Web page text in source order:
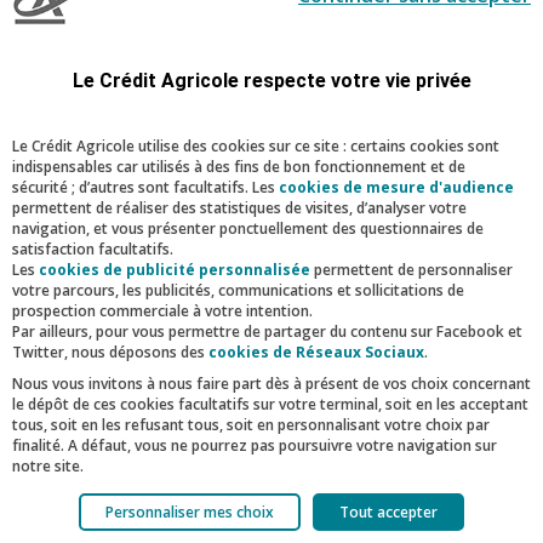
Les décors restaurés
1 2 3 4 5
► Découvrez la richesse du
patrimoine de Bougival sur le site du
Le Crédit Agricole respecte votre vie privée
Le Crédit Agricole utilise des cookies sur ce site : certains cookies sont
indispensables car utilisés à des fins de bon fonctionnement et de
sécurité ; d’autres sont facultatifs. Les cookies de mesure d'audience
permettent de réaliser des statistiques de visites, d’analyser votre
navigation, et vous présenter ponctuellement des questionnaires de
satisfaction facultatifs.
Les cookies de publicité personnalisée permettent de personnaliser
votre parcours, les publicités, communications et sollicitations de
prospection commerciale à votre intention.
Par ailleurs, pour vous permettre de partager du contenu sur Facebook et
Twitter, nous déposons des cookies de Réseaux Sociaux.
Nous vous invitons à nous faire part dès à présent de vos choix concernant
le dépôt de ces cookies facultatifs sur votre terminal, soit en les acceptant
tous, soit en les refusant tous, soit en personnalisant votre choix par
finalité. A défaut, vous ne pourrez pas poursuivre votre navigation sur
notre site.
Votre choix est libre et peut être modifié à tout moment, en cliquant sur le
lien "Cookies", en bas de page.
Personnaliser mes choix Tout accepter